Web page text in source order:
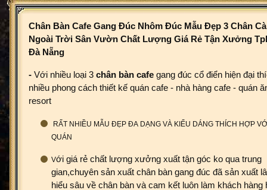
Chân Bàn Cafe Gang Đúc Nhôm Đúc Mẫu Đẹp 3 Chân
Ngoài Trời Sân Vườn​ Chất Lượng Giá Rẻ Tận Xưởng
Đà Nẵng
- Với nhiều loại 3 chân bàn cafe gang đúc cổ điển hiện đại
nhiều phong cách thiết kế quán cafe - nhà hàng cafe - quán
resort
RẤT NHIỀU MẪU ĐẸP ĐA DẠNG VÀ KIỂU DÁNG THÍCH HỢP
QUÁN
Với giá rẻ chất lượng xưởng xuất tận góc ko qua trung
gian,chuyên sản xuất chân bàn gang đúc đã sản xuất
hiểu sâu về chân bàn và cam kết luôn làm khách hàng